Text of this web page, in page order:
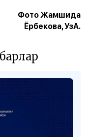
Фото Жамшида
Ёрбекова, УзА.